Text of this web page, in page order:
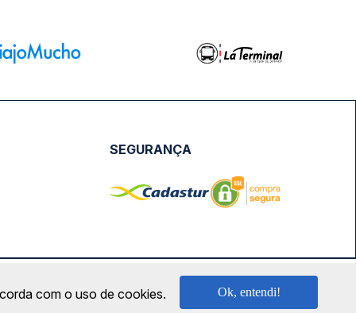
SEGURANÇA
0001-57 | saconibus@queropassagem.com.br
com o uso de cookies. Ok, entendi!